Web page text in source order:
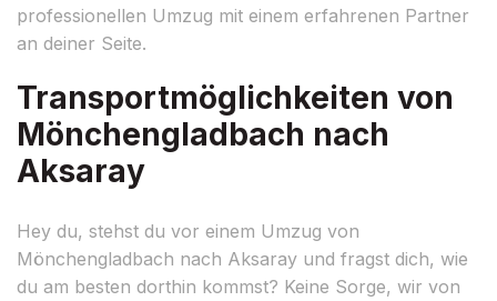
professionellen Umzug mit einem erfahrenen Partner
an deiner Seite.
Transportmöglichkeiten von
Mönchengladbach nach
Aksaray
Hey du, stehst du vor einem Umzug von
Mönchengladbach nach Aksaray und fragst dich, wie
du am besten dorthin kommst? Keine Sorge, wir von